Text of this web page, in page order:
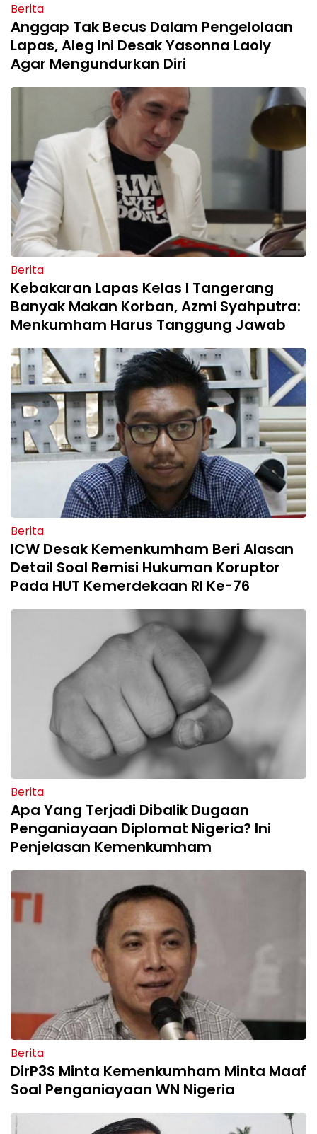
Berita
Anggap Tak Becus Dalam Pengelolaan
Lapas, Aleg Ini Desak Yasonna Laoly
Agar Mengundurkan Diri
Berita
Kebakaran Lapas Kelas I Tangerang
Banyak Makan Korban, Azmi Syahputra:
Menkumham Harus Tanggung Jawab
Berita
ICW Desak Kemenkumham Beri Alasan
Detail Soal Remisi Hukuman Koruptor
Pada HUT Kemerdekaan RI Ke-76
Berita
Apa Yang Terjadi Dibalik Dugaan
Penganiayaan Diplomat Nigeria? Ini
Penjelasan Kemenkumham
Berita
DirP3S Minta Kemenkumham Minta Maaf
Soal Penganiayaan WN Nigeria